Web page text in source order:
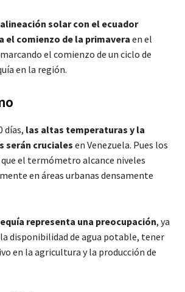
solar con el ecuador
el comienzo de la primavera en el
el comienzo de un ciclo de
en la región.
días, las altas temperaturas y la
serán crucialesen Venezuela. Pues los
el termómetro alcance niveles
en áreas urbanas densamente
representa una preocupación, ya
disponibilidad de agua potable, tener
en la agricultura y la producción de